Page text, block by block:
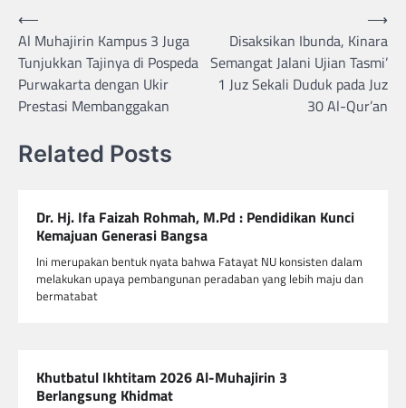
Navigasi
pos
⟵
Al Muhajirin Kampus 3 Juga
Tunjukkan Tajinya di Pospeda
Purwakarta dengan Ukir
Prestasi Membanggakan
Disaksikan Ibunda, Kinara
Semangat Jalani Ujian Tasmi’
1 Juz Sekali Duduk pada Juz
30 Al-Qur’an
⟶
Related Posts
Dr. Hj. Ifa Faizah Rohmah, M.Pd : Pendidikan Kunci
Kemajuan Generasi Bangsa
Ini merupakan bentuk nyata bahwa Fatayat NU konsisten dalam
melakukan upaya pembangunan peradaban yang lebih maju dan
bermatabat
Khutbatul Ikhtitam 2026 Al-Muhajirin 3
Berlangsung Khidmat